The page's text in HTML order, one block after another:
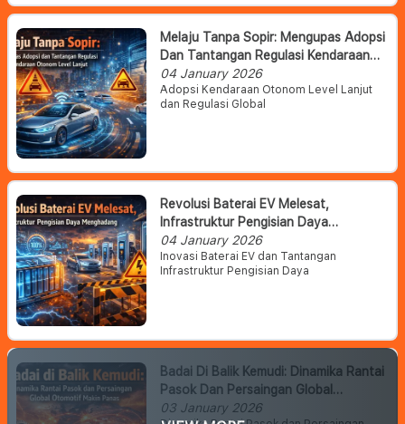
Melaju Tanpa Sopir: Mengupas Adopsi
Dan Tantangan Regulasi Kendaraan
Otonom Level Lanjut
04 January 2026
Adopsi Kendaraan Otonom Level Lanjut
dan Regulasi Global
Revolusi Baterai EV Melesat,
Infrastruktur Pengisian Daya
Menghadang
04 January 2026
Inovasi Baterai EV dan Tantangan
Infrastruktur Pengisian Daya
Badai Di Balik Kemudi: Dinamika Rantai
Pasok Dan Persaingan Global
Otomotif Makin Panas
03 January 2026